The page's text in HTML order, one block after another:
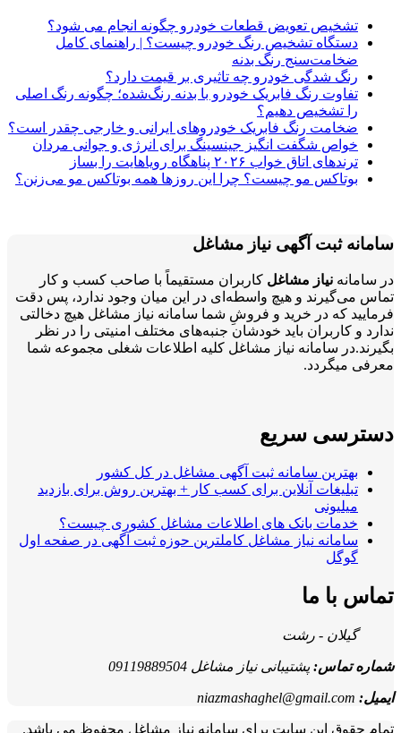
تشخیص تعویض قطعات خودرو چگونه انجام می شود؟
دستگاه تشخیص رنگ خودرو چیست؟ | راهنمای کامل
ضخامت‌سنج رنگ بدنه
رنگ شدگی خودرو چه تاثیری بر قیمت دارد؟
تفاوت رنگ فابریک خودرو با بدنه رنگ‌شده؛ چگونه رنگ اصلی
را تشخیص دهیم؟
ضخامت رنگ فابریک خودروهای ایرانی و خارجی چقدر است؟
خواص شگفت انگیز جینسینگ برای انرژی و جوانی مردان
ترندهای اتاق خواب ۲۰۲۶ پناهگاه رویاهایت را بساز
بوتاکس مو چیست؟ چرا این روزها همه بوتاکس مو می‌زنن؟
سامانه ثبت آگهی نیاز مشاغل
در سامانه نیاز مشاغل کاربران مستقیماً با صاحب کسب و کار
تماس می‌گیرند و هیچ واسطه‌ای در این میان وجود ندارد، پس دقت
فرمایید که در خرید و فروشِ شما سامانه نیاز مشاغل هیچ دخالتی
ندارد و کاربران باید خودشان جنبه‌های مختلف امنیتی را در نظر
بگیرند.در سامانه نیاز مشاغل کلیه اطلاعات شغلی مجموعه شما
معرفی میگردد.
دسترسی سریع
بهترین سامانه ثبت آگهی مشاغل در کل کشور
تبلیغات آنلاین برای کسب کار + بهترین روش برای بازدید
میلیونی
خدمات بانک های اطلاعات مشاغل کشوری چیست؟
سامانه نیاز مشاغل کاملترین حوزه ثبت آگهی در صفحه اول
گوگل
تماس با ما
گیلان - رشت
شماره تماس:پشتیبانی نیاز مشاغل 09119889504
ایمیل: niazmashaghel@gmail.com
تمام حقوق این سایت برای سامانه نیاز مشاغل محفوظ می باشد.